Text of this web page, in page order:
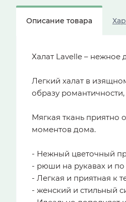
Описание товара
Халат Lavelle – нежное
Легкий халат в
образу
Мягкая ткань приятно
моментов дома.
- Нежный цветочный
- рюши на рукавах и
- Легкая и приятная к
- женский и стильный